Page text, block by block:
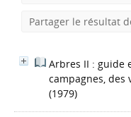
Partager le résultat
Arbres II : guide
campagnes, des
(1979)